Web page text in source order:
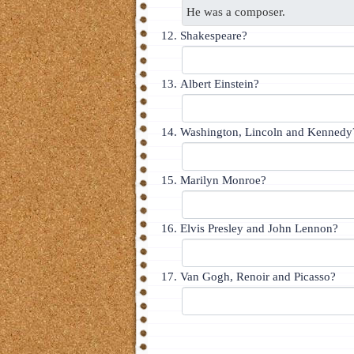
Shakespeare?
Albert Einstein?
Washington, Lincoln and
Marilyn Monroe?
Elvis Presley and John Lennon?
Van Gogh, Renoir and Picasso?